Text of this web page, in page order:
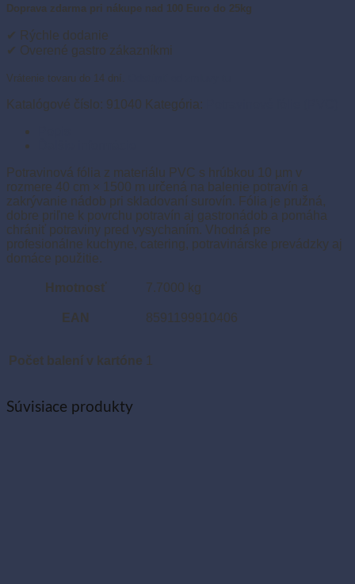
PVC
µm
40
×
m
ks)
Doprava zdarma pri nákupe nad 100 Euro do 25kg
✔ Rýchle dodanie
✔ Overené gastro zákazníkmi
Vrátenie tovaru do 14 dní.
Katalógové číslo: 91040 Kategória:
Potravinová fólia z materiálu PVC s hrúbkou 10 µm v
rozmere 40 cm × 1500 m určená na balenie potravín a
zakrývanie nádob pri skladovaní surovín. Fólia je pružná,
dobre priľne k povrchu potravín aj gastronádob a pomáha
chrániť potraviny pred vysychaním. Vhodná pre
profesionálne kuchyne, catering, potravinárske prevádzky aj
domáce použitie.
Hmotnosť 7.7000 kg
EAN 8591199910406
Počet balení v kartóne 1
Súvisiace produkty